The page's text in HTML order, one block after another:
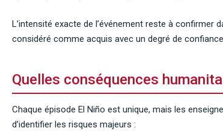
L’intensité exacte de l’événement reste à
considéré comme acquis avec un degré de
Quelles conséquences
Chaque épisode El Niño est unique, mais les
d’identifier les risques majeurs :